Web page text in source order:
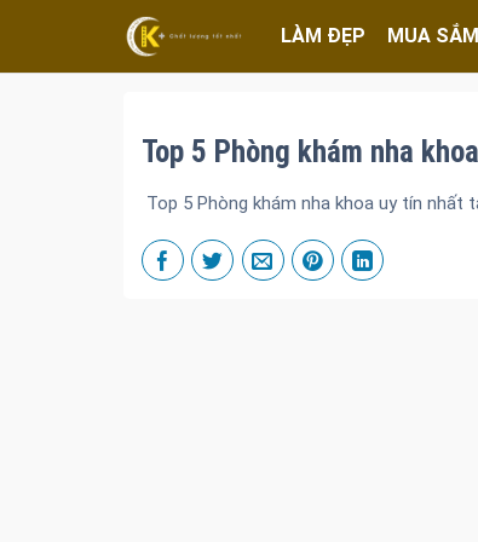
LÀM ĐẸP MUA SẮM
Top 5 Phòng khám nha
Top 5 Phòng khám nha khoa uy tín nhất